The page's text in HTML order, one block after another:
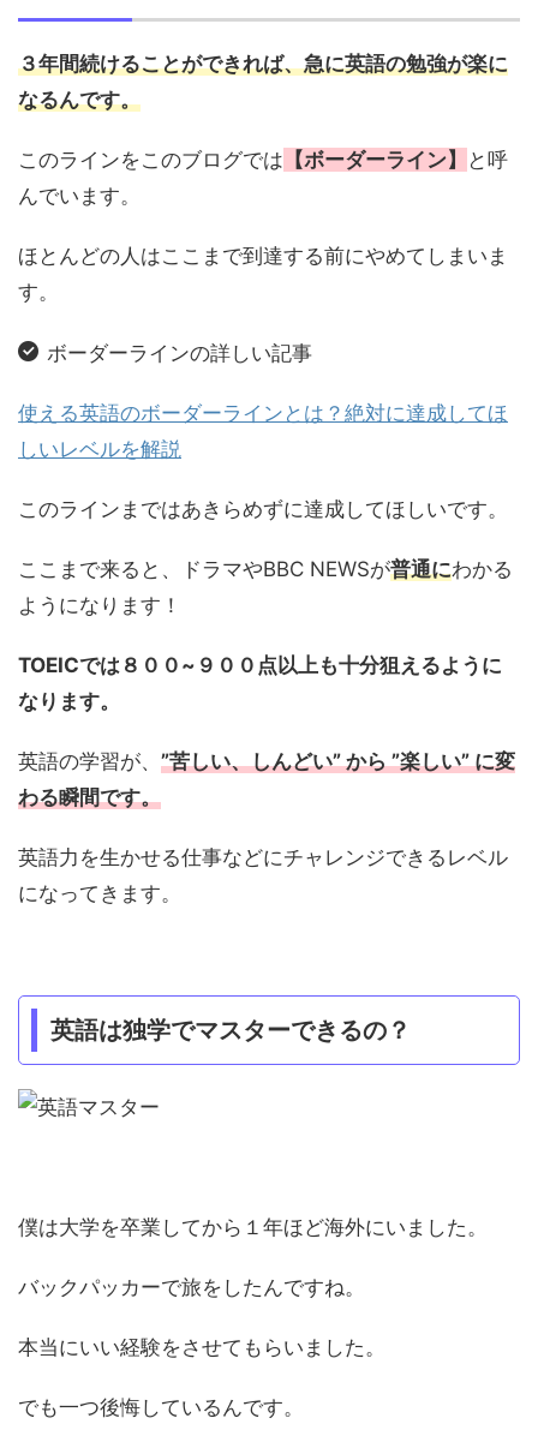
３年間続けることができれば、急に英語の勉強が楽に
なるんです。
このラインをこのブログでは 【ボーダーライン】
と呼
んでいます。
ほとんどの人はここまで到達する前にやめてしまいま
す。
ボーダーラインの詳しい記事
使える英語のボーダーラインとは？絶対に達成してほ
しいレベルを解説
このラインまではあきらめずに達成してほしいです。
ここまで来ると、ドラマやBBC NEWSが普通にわかる
ようになります！
TOEICでは８００~９００点以上も十分狙えるように
なります。
英語の学習が、 ”苦しい、しんどい” から ”楽しい” に変
わる瞬間です。
英語力を生かせる仕事などにチャレンジできるレベル
になってきます。
英語は独学でマスターできるの？
僕は大学を卒業してから１年ほど海外にいました。
バックパッカーで旅をしたんですね。
本当にいい経験をさせてもらいました。
でも一つ後悔しているんです。